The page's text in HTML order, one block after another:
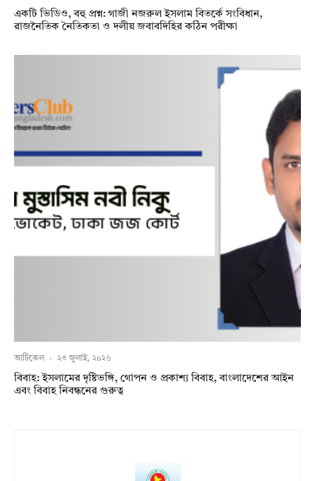
একটি ভিডিও, বহু প্রশ্ন: গাজী নজরুল ইসলাম বিতর্কে সংবিধান,
রাজনৈতিক নৈতিকতা ও দলীয় জবাবদিহির কঠিন পরীক্ষা
আর্টিকেল · ২৩ জুলাই, ২০২৬
বিবাহ: ইসলামের দৃষ্টিভঙ্গি, গোপন ও প্রকাশ্য বিবাহ, বাংলাদেশের আইন
এবং বিবাহ নিবন্ধনের গুরুত্ব